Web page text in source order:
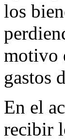
los
motivo
gastos
En el
recibir